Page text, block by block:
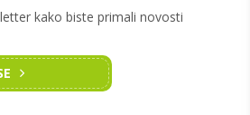
kako biste primali novosti